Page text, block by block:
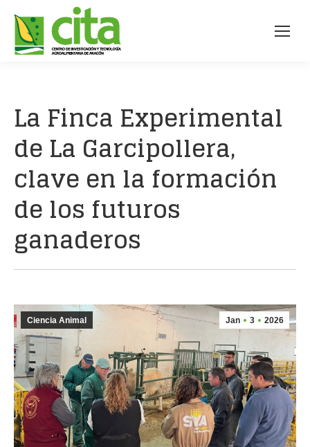
La Finca Experimental
de La Garcipollera,
clave en la formación
de los futuros
ganaderos
Jan 3 2026
Ciencia Animal